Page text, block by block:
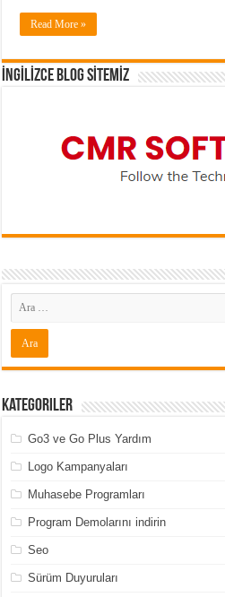
Read More »
İNGİLİZCE BLOG SİTEMİZ
Kategoriler
Go3 ve Go Plus Yardım
Logo Kampanyaları
Muhasebe Programları
Program Demolarını indirin
Seo
Sürüm Duyuruları